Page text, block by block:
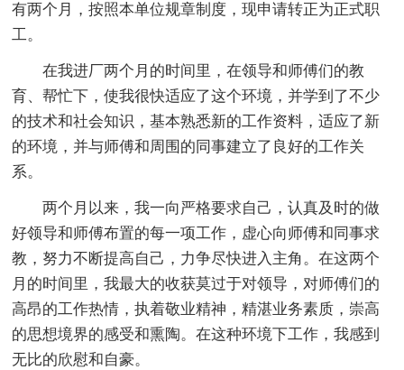
有两个月，按照本单位规章制度，现申请转正为正式职
工。
在我进厂两个月的时间里，在领导和师傅们的教
育、帮忙下，使我很快适应了这个环境，并学到了不少
的技术和社会知识，基本熟悉新的工作资料，适应了新
的环境，并与师傅和周围的同事建立了良好的工作关
系。
两个月以来，我一向严格要求自己，认真及时的做
好领导和师傅布置的每一项工作，虚心向师傅和同事求
教，努力不断提高自己，力争尽快进入主角。在这两个
月的时间里，我最大的收获莫过于对领导，对师傅们的
高昂的工作热情，执着敬业精神，精湛业务素质，崇高
的思想境界的感受和熏陶。在这种环境下工作，我感到
无比的欣慰和自豪。